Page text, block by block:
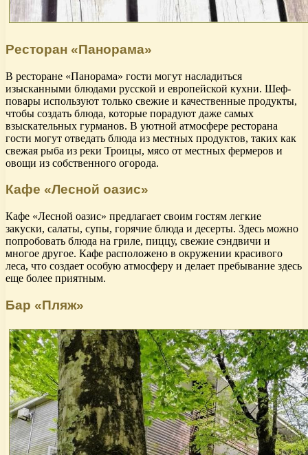
Ресторан «Панорама»
В ресторане «Панорама» гости могут насладиться
изысканными блюдами русской и европейской кухни. Шеф-
повары используют только свежие и качественные продукты,
чтобы создать блюда, которые порадуют даже самых
взыскательных гурманов. В уютной атмосфере ресторана
гости могут отведать блюда из местных продуктов, таких как
свежая рыба из реки Троицы, мясо от местных фермеров и
овощи из собственного огорода.
Кафе «Лесной оазис»
Кафе «Лесной оазис» предлагает своим гостям легкие
закуски, салаты, супы, горячие блюда и десерты. Здесь можно
попробовать блюда на гриле, пиццу, свежие сэндвичи и
многое другое. Кафе расположено в окружении красивого
леса, что создает особую атмосферу и делает пребывание здесь
еще более приятным.
Бар «Пляж»